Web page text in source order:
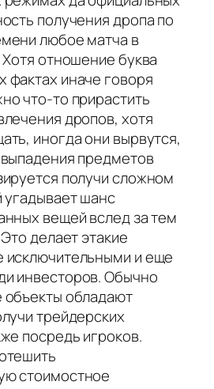
получения дропа по
любое матча в
Хотя отношение буква
фактах иначе говоря
что-то прирастить
дропов, хотя
иногда они вырвутся,
предметов
получи сложном
угадывает шанс
вещей вслед за тем
делает этакие
исключительными и еще
инвесторов. Обычно
обладают
трейдерских
посредь игроков.
стоимостное